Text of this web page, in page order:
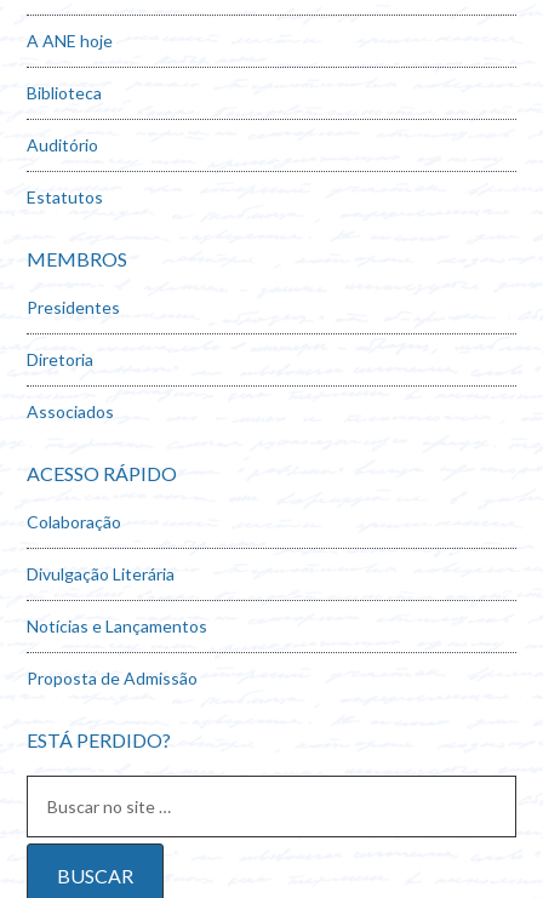
A ANE hoje
Biblioteca
Auditório
Estatutos
MEMBROS
Presidentes
Diretoria
Associados
ACESSO RÁPIDO
Colaboração
Divulgação Literária
Notícias e Lançamentos
Proposta de Admissão
ESTÁ PERDIDO?